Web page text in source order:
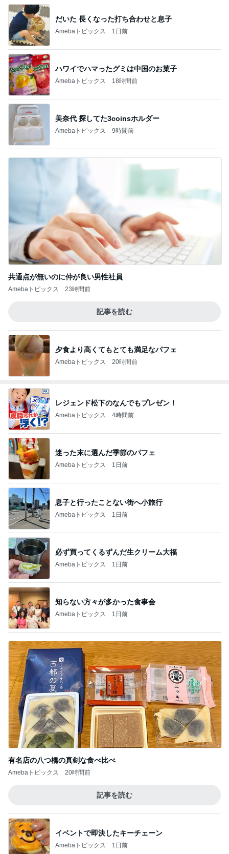
だいた 長くなった打ち合わせと息子
Amebaトピックス 1日前
ハワイでハマったグミは中国のお菓子
Amebaトピックス 18時間前
美奈代 探してた3coinsホルダー
Amebaトピックス 9時間前
共通点が無いのに仲が良い男性社員
Amebaトピックス 23時間前
記事を読む
夕食より高くてもとても満足なパフェ
Amebaトピックス 20時間前
レジェンド松下のなんでもプレゼン！
Amebaトピックス 4時間前
迷った末に選んだ季節のパフェ
Amebaトピックス 1日前
息子と行ったことない街へ小旅行
Amebaトピックス 1日前
必ず買ってくるずんだ生クリーム大福
Amebaトピックス 1日前
知らない方々が多かった食事会
Amebaトピックス 1日前
有名店の八つ橋の真剣な食べ比べ
Amebaトピックス 20時間前
記事を読む
イベントで即決したキーチェーン
Amebaトピックス 1日前